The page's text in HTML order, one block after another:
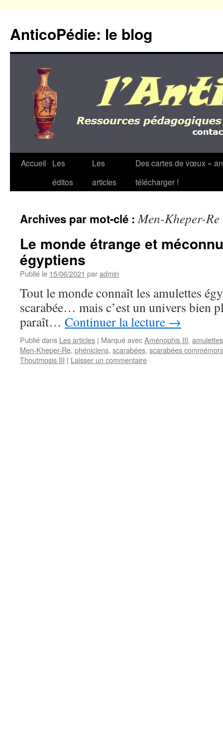
contenu
AnticoPédie: le blog
Accueil
Les
éditos
Les
articles
Des cartes de vœux «
télécharger !
Archives par mot-clé :Men-Kheper-Re
Le monde étrange et
égyptiens
Publié le 15/06/2021 paradmin
Tout le monde connaît les amulettes
scarabée… mais c’est un univers bien
paraît… Continuer la lecture →
Publié dans Les articles | Marqué avecAménophis III, amulettes
Men-Kheper-Re, phéniciens, scarabées, scarabées
Thoutmosis III | Laisser un commentaire